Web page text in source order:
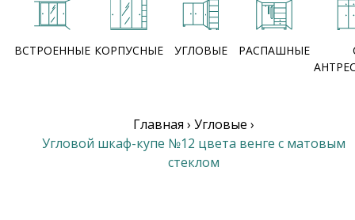
ВСТРОЕННЫЕ КОРПУСНЫЕ УГЛОВЫЕ РАСПАШНЫЕ
Главная › Угловые ›
Угловой шкаф-купе №12 цвета венге с матовым
стеклом